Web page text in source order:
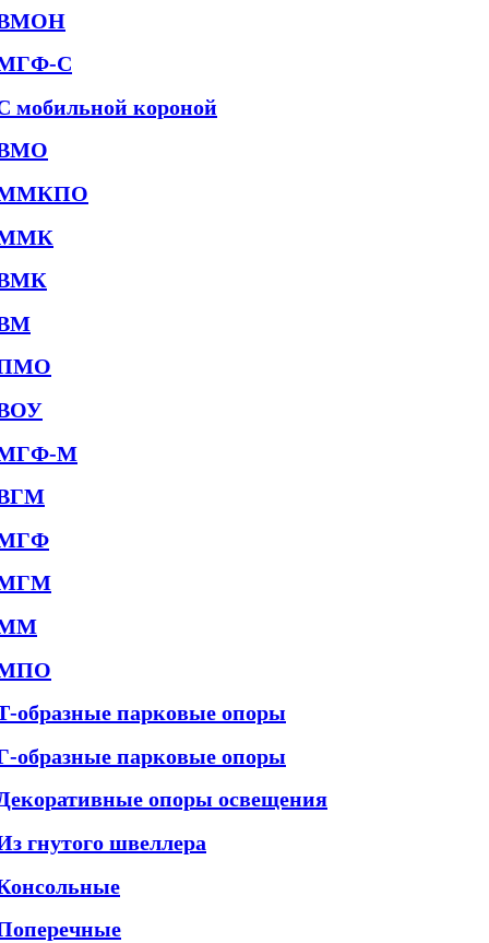
С
мобильной короной
М
образные парковые опоры
образные парковые опоры
опоры освещения
гнутого швеллера